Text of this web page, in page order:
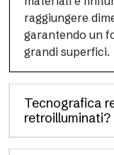
raggiungere
garantendo un
grandi superfici.
Tecnografica
retroilluminati?